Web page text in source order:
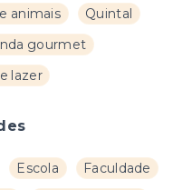
animais
Quintal
gourmet
lazer
Escola
Faculdade